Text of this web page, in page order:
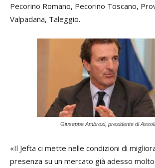
Pecorino Romano, Pecorino Toscano,
Valpadana, Taleggio.
Giuseppe Ambrosi, presidente di
«Il Jefta ci mette nelle condizioni di
presenza su un mercato già adesso